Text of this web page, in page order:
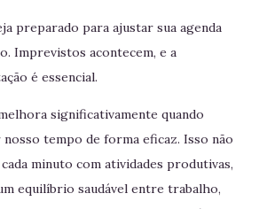
preparado para ajustar sua agenda
Imprevistos acontecem, e a
é essencial.
significativamente quando
tempo de forma eficaz. Isso não
minuto com atividades produtivas,
equilíbrio saudável entre trabalho,